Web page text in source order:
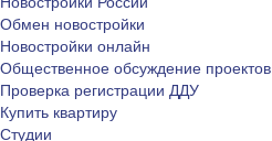
Обмен новостройки
Новостройки онлайн
Общественное обсуждение проектов
Проверка регистрации ДДУ
Купить квартиру
Студии